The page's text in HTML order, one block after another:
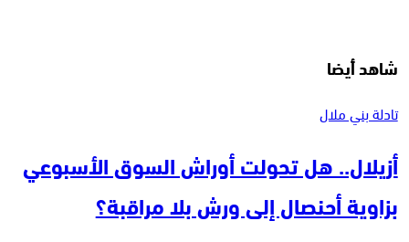
شاهد أيضا
تادلة بني ملال
أزيلال.. هل تحولت أوراش السوق الأسبوعي
بزاوية أحنصال إلى ورش بلا مراقبة؟